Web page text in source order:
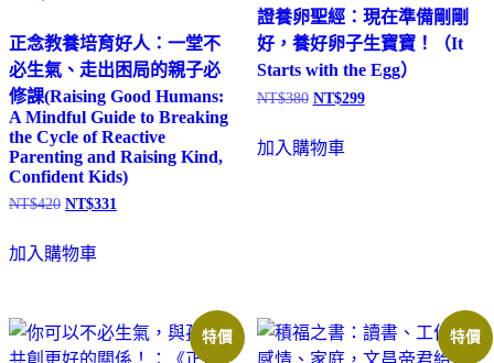
正念教養培育好人：一堂不
必生氣、走出困局的親子必
修課(Raising Good Humans:
A Mindful Guide to Breaking
the Cycle of Reactive
Parenting and Raising Kind,
Confident Kids)
NT$420 原
價
NT$331
加入購物車
證養卵聖經：現在準備剛剛
好，養好卵子生寶寶！（It
Starts with the Egg）
NT$380 原
價
NT$299目
加入購物車
特價 特價